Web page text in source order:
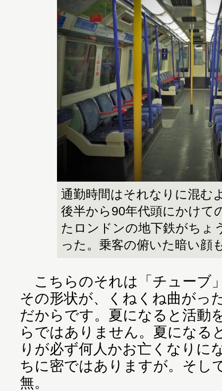
通勤時間はそれなりに混む
後半から90年代頭にかけて
たロンドンの地下鉄がちょ
った。乗客の俯いた暗い顔
こちらのそれは「チューブ
その形状が、くねくね曲がっ
だからです。夏になると活動
らではありません。夏になる
りが必ず何人かお亡くなりに
ちに密ではありますが。そし
無。